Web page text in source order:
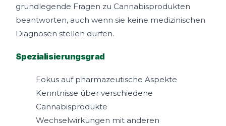
grundlegende Fragen zu Cannabisprodukten
beantworten, auch wenn sie keine medizinischen
Diagnosen stellen dürfen.
Spezialisierungsgrad
Fokus auf pharmazeutische Aspekte
Kenntnisse über verschiedene
Cannabisprodukte
Wechselwirkungen mit anderen